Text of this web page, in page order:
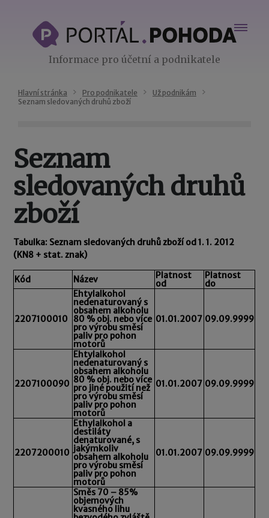
Informace pro účetní a podnikatele
Hlavní stránka Pro podnikatele
Už podnikám
Seznam sledovaných druhů zboží
Seznam
sledovaných druhů
zboží
Tabulka: Seznam sledovaných druhů zboží od 1. 1. 2012
(KN8 + stat. znak)
Kód Název Platnost
od
Platnost
do
2207100010
Ehtylalkohol
nedenaturovaný s
obsahem alkoholu
80 % obj. nebo více
pro výrobu směsí
paliv pro pohon
motorů
01.01.2007 09.09.9999
2207100090
Ehtylalkohol
nedenaturovaný s
obsahem alkoholu
80 % obj. nebo více
pro jiné použití než
pro výrobu směsí
paliv pro pohon
motorů
01.01.2007 09.09.9999
2207200010
Ethylalkohol a
destiláty
denaturované, s
jakýmkoliv
obsahem alkoholu
pro výrobu směsí
paliv pro pohon
motorů
01.01.2007 09.09.9999
Směs 70 – 85%
objemových
kvasného lihu